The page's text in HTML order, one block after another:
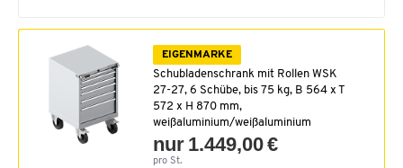
EIGENMARKE
Schubladenschrank mit Rollen WSK
27-27, 6 Schübe, bis 75 kg, B 564 x T
572 x H 870 mm,
weißaluminium/weißaluminium
nur 1.449,00 €
pro St.